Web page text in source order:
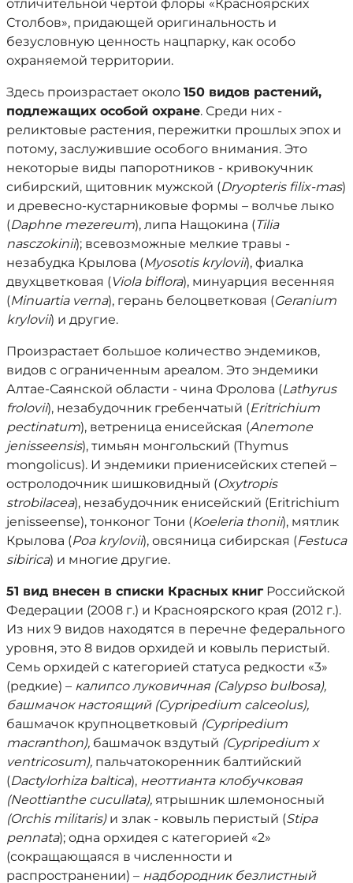
отличительной чертой флоры «Красноярских
Столбов», придающей оригинальность и
безусловную ценность нацпарку, как особо
охраняемой территории.
Здесь произрастает около 150 видов растений,
подлежащих особой охране. Среди них -
реликтовые растения, пережитки прошлых эпох и
потому, заслужившие особого внимания. Это
некоторые виды папоротников - кривокучник
сибирский, щитовник мужской (Dryopteris filix-mas)
и древесно-кустарниковые формы – волчье лыко
(Daphne mezereum), липа Нащокина (Tilia
nasczokinii); всевозможные мелкие травы -
незабудка Крылова (Myosotis krylovii), фиалка
двухцветковая (Viola biflora), минуарция весенняя
(Minuartia verna), герань белоцветковая (Geranium
krylovii) и другие.
Произрастает большое количество эндемиков,
видов с ограниченным ареалом. Это эндемики
Алтае-Саянской области - чина Фролова (Lathyrus
frolovii), незабудочник гребенчатый (Eritrichium
pectinatum), ветреница енисейская (Anemone
jenisseensis), тимьян монгольский (Thymus
mongolicus). И эндемики приенисейских степей –
остролодочник шишковидный (Oxytropis
strobilacea), незабудочник енисейский (Eritrichium
jenisseense), тонконог Тони (Koeleria thonii), мятлик
Крылова (Poa krylovii), овсяница сибирская (Festuca
sibirica) и многие другие.
51 вид внесен в списки Красных книг Российской
Федерации (2008 г.) и Красноярского края (2012 г.).
Из них 9 видов находятся в перечне федерального
уровня, это 8 видов орхидей и ковыль перистый.
Семь орхидей с категорией статуса редкости «3»
(редкие) – калипсо луковичная (Calypso bulbosa),
башмачок настоящий (Cypripedium calceolus),
башмачок крупноцветковый (Cypripedium
macranthon), башмачок вздутый (Cypripedium х
ventricosum), пальчатокоренник балтийский
(Dactylorhiza baltica), неоттианта клобучковая
(Neottianthe cucullata), ятрышник шлемоносный
(Orchis militaris)и злак - ковыль перистый (Stipa
pennata); одна орхидея с категорией «2»
(сокращающаяся в численности и
распространении) – надбородник безлистный